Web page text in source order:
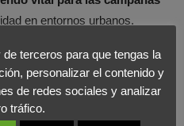
en entornos urbanos.
vallas y mobiliario urbano
demostrando su
terceros para que tengas la
personalizar el contenido y
de redes sociales y analizar
tráfico.